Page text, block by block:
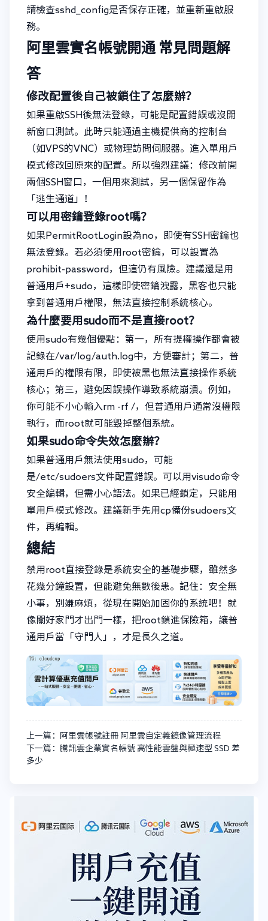
請檢查sshd_config是否保存正確，並重新重啟服
務。
阿里雲實名帳號開通 常見問題解
答
修改配置後自己被鎖住了怎麼辦？
如果重啟SSH後無法登錄，可能是配置錯誤或沒開
新窗口測試。此時只能通過主機提供商的控制台
（如VPS的VNC）或物理訪問伺服器。進入單用戶
模式修改回原來的配置。所以強烈建議：修改前開
兩個SSH窗口，一個用來測試，另一個保留作為
「逃生通道」！
可以用密鑰登錄root嗎？
如果PermitRootLogin設為no，即使有SSH密鑰也
無法登錄。若必須使用root密鑰，可以設置為
prohibit-password，但這仍有風險。建議還是用
普通用戶+sudo，這樣即使密鑰洩露，黑客也只能
拿到普通用戶權限，無法直接控制系統核心。
為什麼要用sudo而不是直接root？
使用sudo有幾個優點：第一，所有提權操作都會被
記錄在/var/log/auth.log中，方便審計；第二，普
通用戶的權限有限，即使被黑也無法直接操作系統
核心；第三，避免因誤操作導致系統崩潰。例如，
你可能不小心輸入rm -rf /，但普通用戶通常沒權限
執行，而root就可能毀掉整個系統。
如果sudo命令失效怎麼辦？
如果普通用戶無法使用sudo，可能
是/etc/sudoers文件配置錯誤。可以用visudo命令
安全編輯，但需小心語法。如果已經鎖定，只能用
單用戶模式修改。建議新手先用cp備份sudoers文
件，再編輯。
總結
禁用root直接登錄是系統安全的基礎步驟，雖然多
花幾分鐘設置，但能避免無數後患。記住：安全無
小事，別嫌麻煩，從現在開始加固你的系統吧！就
像關好家門才出門一樣，把root鎖進保險箱，讓普
通用戶當「守門人」，才是長久之道。
上一篇：阿里雲帳號註冊 阿里雲自定義鏡像管理流程
下一篇：騰訊雲企業實名帳號 高性能雲盤與極速型 SSD 差
多少